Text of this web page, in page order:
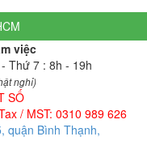
việc
Thứ 7 : 8h - 19h
nghỉ)
SỐ
/ MST: 0310 989 626
quận Bình Thạnh,